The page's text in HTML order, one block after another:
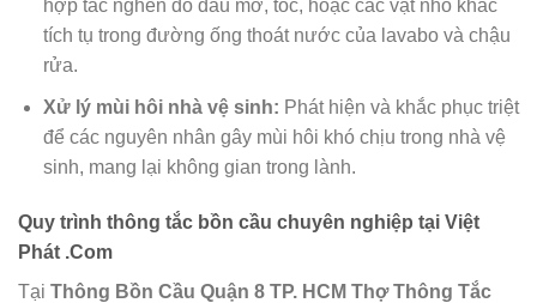
hợp tắc nghẽn do dầu mỡ, tóc, hoặc các vật nhỏ khác
tích tụ trong đường ống thoát nước của lavabo và chậu
rửa.
Xử lý mùi hôi nhà vệ sinh: Phát hiện và khắc phục triệt
để các nguyên nhân gây mùi hôi khó chịu trong nhà vệ
sinh, mang lại không gian trong lành.
Quy trình thông tắc bồn cầu chuyên nghiệp tại Việt
Phát .Com
Tại Thông Bồn Cầu Quận 8 TP. HCM Thợ Thông Tắc